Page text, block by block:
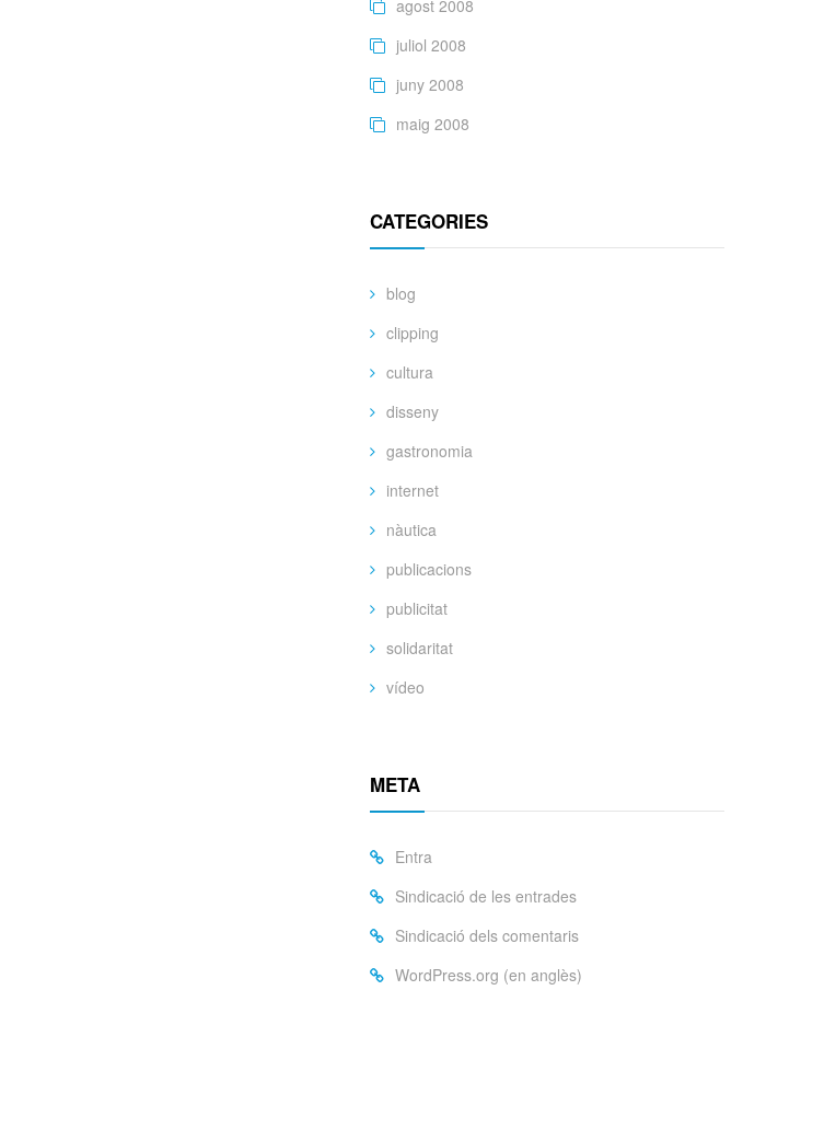
agost 2008
juliol 2008
juny 2008
maig 2008
CATEGORIES
blog
clipping
cultura
disseny
gastronomia
internet
nàutica
publicacions
publicitat
solidaritat
vídeo
META
Entra
Sindicació de les entrades
Sindicació dels comentaris
WordPress.org (en anglès)